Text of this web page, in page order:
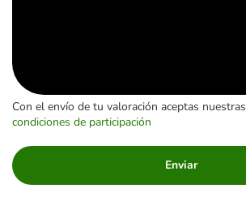
Con el envío de tu valoración aceptas nuestras
condiciones de participación
Enviar